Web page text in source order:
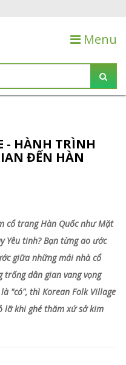
Menu
- HÀNH TRÌNH
ĐẾN HÀN
cổ trang Hàn Quốc như Mặt
Yêu tinh? Bạn từng ao ước
giữa những mái nhà cổ
trống dân gian vang vọng
"có", thì Korean Folk Village
lỡ khi ghé thăm xứ sở kim